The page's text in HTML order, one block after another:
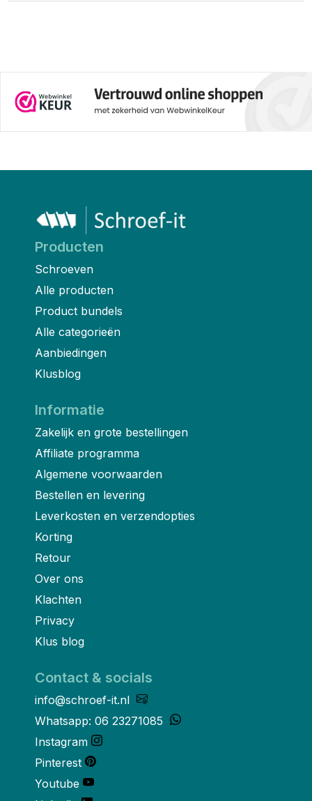
Producten
Schroeven
Alle producten
Product bundels
Alle categorieën
Aanbiedingen
Klusblog
Informatie
Zakelijk en grote bestellingen
Affiliate programma
Algemene voorwaarden
Bestellen en levering
Leverkosten en verzendopties
Korting
Retour
Over ons
Klachten
Privacy
Klus blog
Contact & socials
info@schroef-it.nl
Whatsapp: 06 23271085
Instagram
Pinterest
Youtube